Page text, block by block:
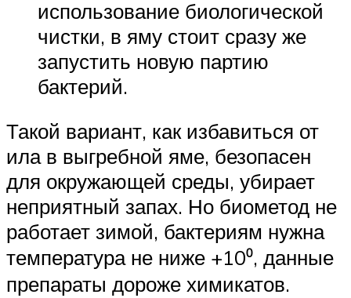
использование биологической
чистки, в яму стоит сразу же
запустить новую партию
бактерий.
Такой вариант, как избавиться от
ила в выгребной яме, безопасен
для окружающей среды, убирает
неприятный запах. Но биометод не
работает зимой, бактериям нужна
температура не ниже +10⁰, данные
препараты дороже химикатов.